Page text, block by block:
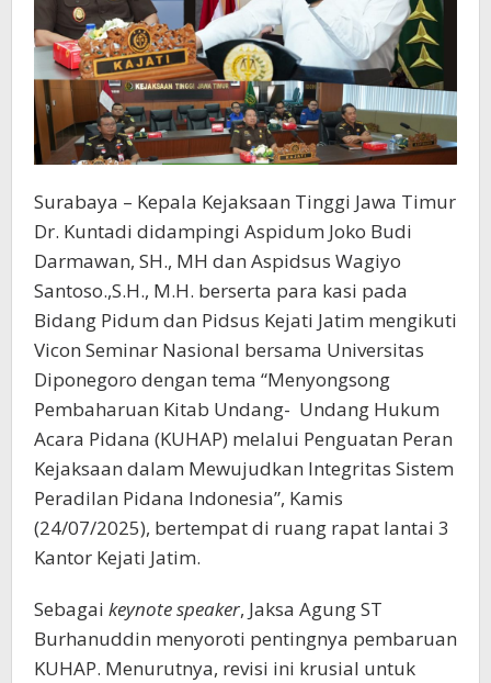
Surabaya – Kepala Kejaksaan Tinggi Jawa Timur
Dr. Kuntadi didampingi Aspidum Joko Budi
Darmawan, SH., MH dan Aspidsus Wagiyo
Santoso.,S.H., M.H. berserta para kasi pada
Bidang Pidum dan Pidsus Kejati Jatim mengikuti
Vicon Seminar Nasional bersama Universitas
Diponegoro dengan tema “Menyongsong
Pembaharuan Kitab Undang- Undang Hukum
Acara Pidana (KUHAP) melalui Penguatan Peran
Kejaksaan dalam Mewujudkan Integritas Sistem
Peradilan Pidana Indonesia”, Kamis
(24/07/2025), bertempat di ruang rapat lantai 3
Kantor Kejati Jatim.
Sebagai keynote speaker, Jaksa Agung ST
Burhanuddin menyoroti pentingnya pembaruan
KUHAP. Menurutnya, revisi ini krusial untuk